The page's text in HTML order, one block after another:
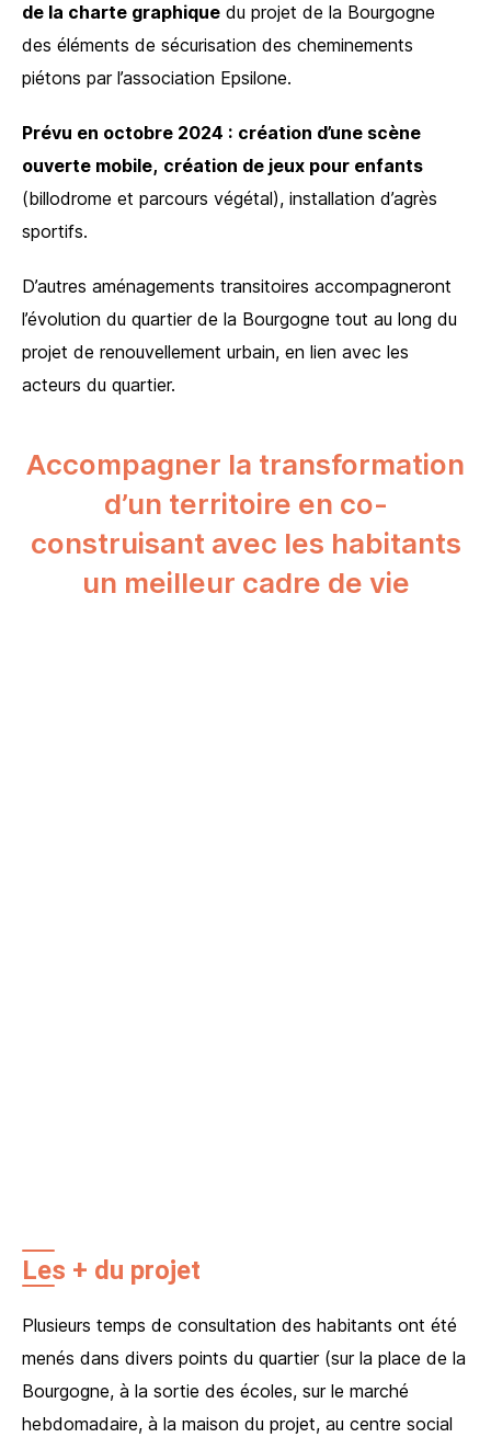
de la charte graphique du projet de la Bourgogne
des éléments de sécurisation des cheminements
piétons par l’association Epsilone.
Prévu en octobre 2024 : création d’une scène
ouverte mobile, création de jeux pour enfants
(billodrome et parcours végétal), installation d’agrès
sportifs.
D’autres aménagements transitoires accompagneront
l’évolution du quartier de la Bourgogne tout au long du
projet de renouvellement urbain, en lien avec les
acteurs du quartier.
Accompagner la transformation
d’un territoire en co-
construisant avec les habitants
un meilleur cadre de vie
Les + du projet
Plusieurs temps de consultation des habitants ont été
menés dans divers points du quartier (sur la place de la
Bourgogne, à la sortie des écoles, sur le marché
hebdomadaire, à la maison du projet, au centre social